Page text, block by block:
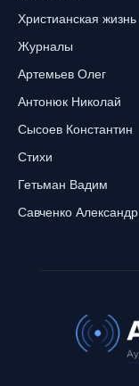
Христианская жизнь
Журналы
Артемьев Олег
Антонюк Николай
Сысоев Константин
Стихи
Гетьман Вадим
Савченко Александр